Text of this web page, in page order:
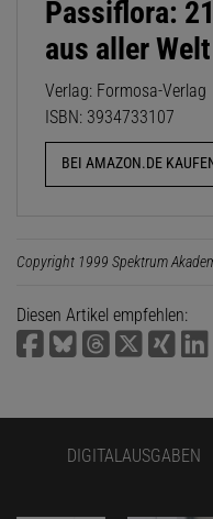
Passiflora:
aus aller Welt
Verlag: Formosa-Verlag
ISBN: 3934733107
BEI AMAZON.DE
Copyright 1999 Spektrum
Diesen Artikel empfehlen:
DIGITALAUSGABEN